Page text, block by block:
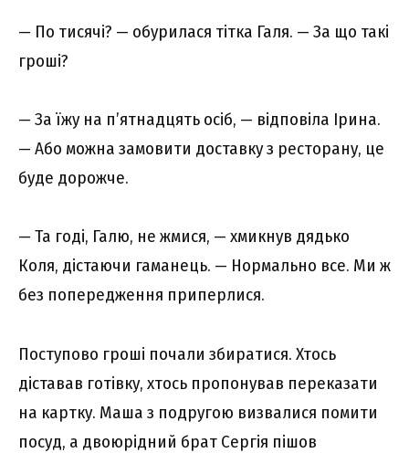
— По тисячі? — обурилася тітка Галя. — За що такі
гроші?
— За їжу на п’ятнадцять осіб, — відповіла Ірина.
— Або можна замовити доставку з ресторану, це
буде дорожче.
— Та годі, Галю, не жмися, — хмикнув дядько
Коля, дістаючи гаманець. — Нормально все. Ми ж
без попередження приперлися.
Поступово гроші почали збиратися. Хтось
діставав готівку, хтось пропонував переказати
на картку. Маша з подругою визвалися помити
посуд, а двоюрідний брат Сергія пішов